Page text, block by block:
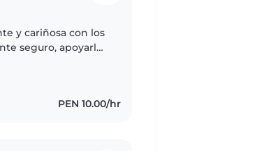
y cariñosa con los
seguro, apoyarlos
PEN 10.00/hr